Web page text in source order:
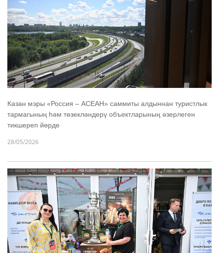
Казан мэры «Россия – АСЕАН» саммиты алдыннан туристлык
тармагының һәм төзекләндерү объектларының әзерлеген
тикшереп йөрде
28/05/2026